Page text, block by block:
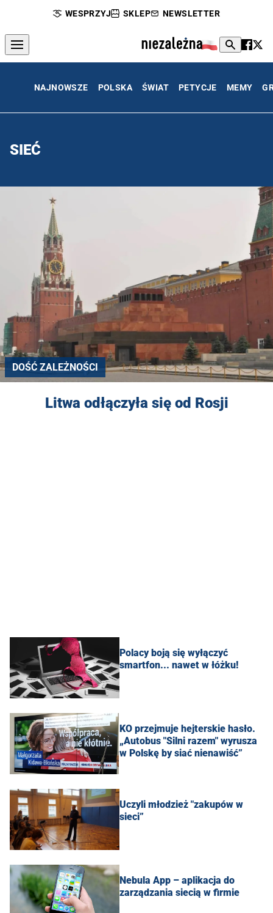
WESPRZYJ SKLEP NEWSLETTER
NAJNOWSZE POLSKA ŚWIAT PETYCJE MEMY
SIEĆ
DOŚĆ ZALEŻNOŚCI
Litwa odłączyła się od Rosji
Polacy boją się wyłączyć
smartfon... nawet w łóżku!
KO przejmuje hejterskie hasło.
„Autobus "Silni razem" wyrusza
w Polskę by siać nienawiść”
Uczyli młodzież "zakupów w
sieci”
Nebula App – aplikacja do
zarządzania siecią w firmie